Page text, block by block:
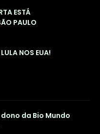
ESTÁ
PAULO
NOS EUA!
da Bio Mundo